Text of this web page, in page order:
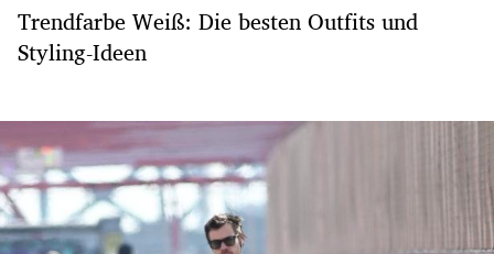
Trendfarbe Weiß: Die besten Outfits und
Styling-Ideen